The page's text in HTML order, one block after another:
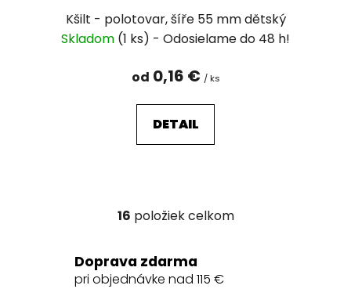
Kšilt - polotovar, šíře 55 mm dětský
Skladom (1 ks)
od 0,16 € / ks
DETAIL
O
l
á
16 položiek celkom
Doprava zdarma
pri objednávke nad 115 €